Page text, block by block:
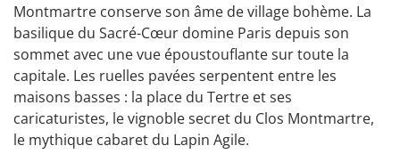
Montmartre conserve son âme de village bohème. La
basilique du Sacré-Cœur domine Paris depuis son
sommet avec une vue époustouflante sur toute la
capitale. Les ruelles pavées serpentent entre les
maisons basses : la place du Tertre et ses
caricaturistes, le vignoble secret du Clos Montmartre,
le mythique cabaret du Lapin Agile.